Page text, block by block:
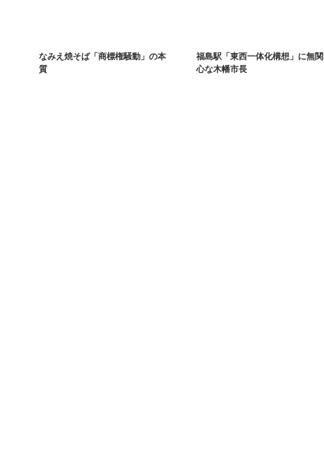
なみえ焼そば「商標権騒動」の本
質
福島駅「東西一体化構想」に無関
心な木幡市長